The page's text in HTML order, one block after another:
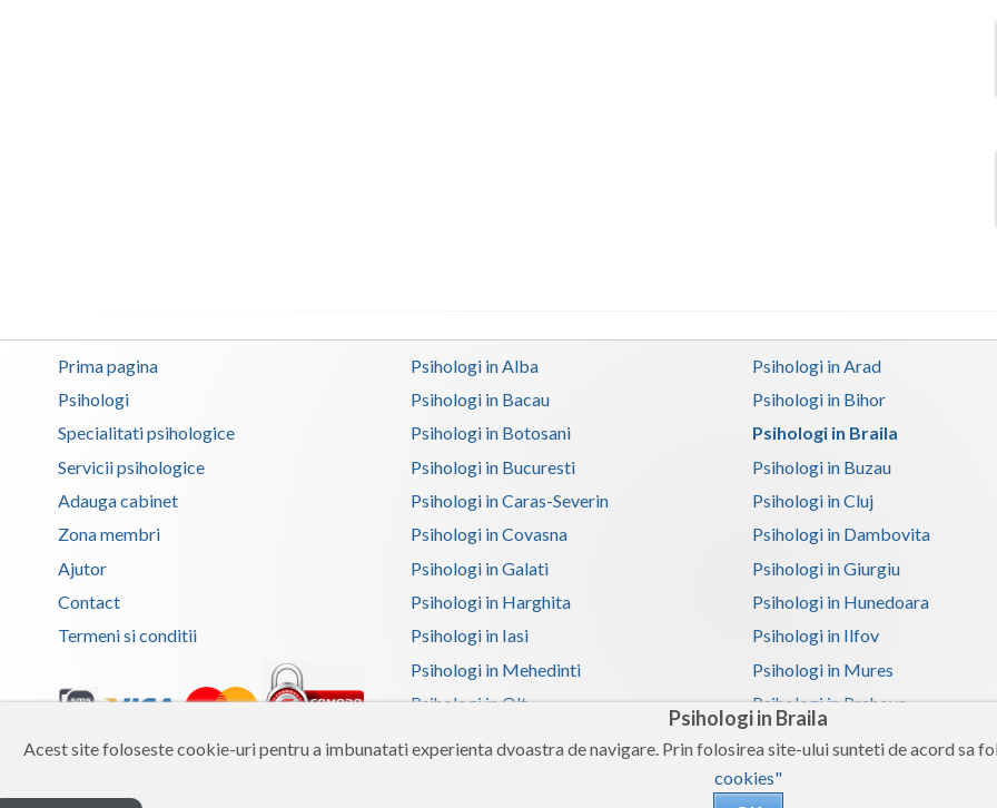
Psihologi in Braila
Acest site foloseste cookie-uri pentru a imbunatati experienta dvoastra de navigare. Prin folosirea site-ului sunteti de acord sa
cookies"
Prima pagina
Psihologi
Specialitati psihologice
Servicii psihologice
Adauga cabinet
Zona membri
Ajutor
Contact
Termeni si conditii
Copyright 2026 Reframing SRL
Built from scratch with
Psihologi in Alba Psihologi in Arad
Psihologi in Bacau
Psihologi in Bihor
Psihologi in Botosani
Psihologi in Braila
Psihologi in Bucuresti
Psihologi in Buzau
Psihologi in Caras-Severin
Psihologi in Cluj
Psihologi in Covasna
Psihologi in Dambovita
Psihologi in Galati
Psihologi in Giurgiu
Psihologi in Harghita
Psihologi in Hunedoara
Psihologi in Iasi
Psihologi in Ilfov
Psihologi in Mehedinti
Psihologi in Mures
Psihologi in Olt
Psihologi in Prahova
Psihologi in Timis